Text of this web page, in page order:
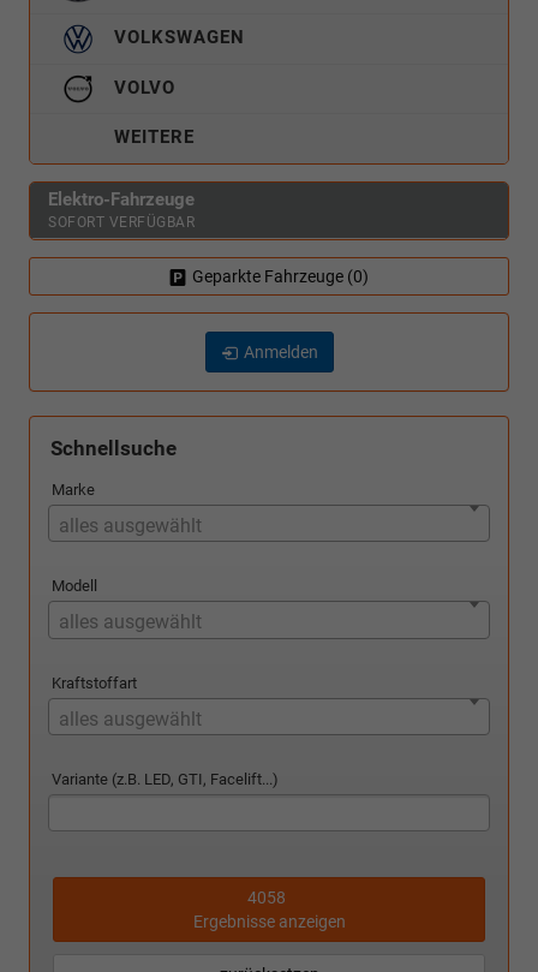
VOLKSWAGEN
VOLVO
WEITERE
Elektro-Fahrzeuge
SOFORT VERFÜGBAR
Geparkte Fahrzeuge (0)
Anmelden
Schnellsuche
Marke
alles ausgewählt
Modell
alles ausgewählt
Kraftstoffart
alles ausgewählt
Variante (z.B. LED, GTI, Facelift...)
4058
Ergebnisse anzeigen